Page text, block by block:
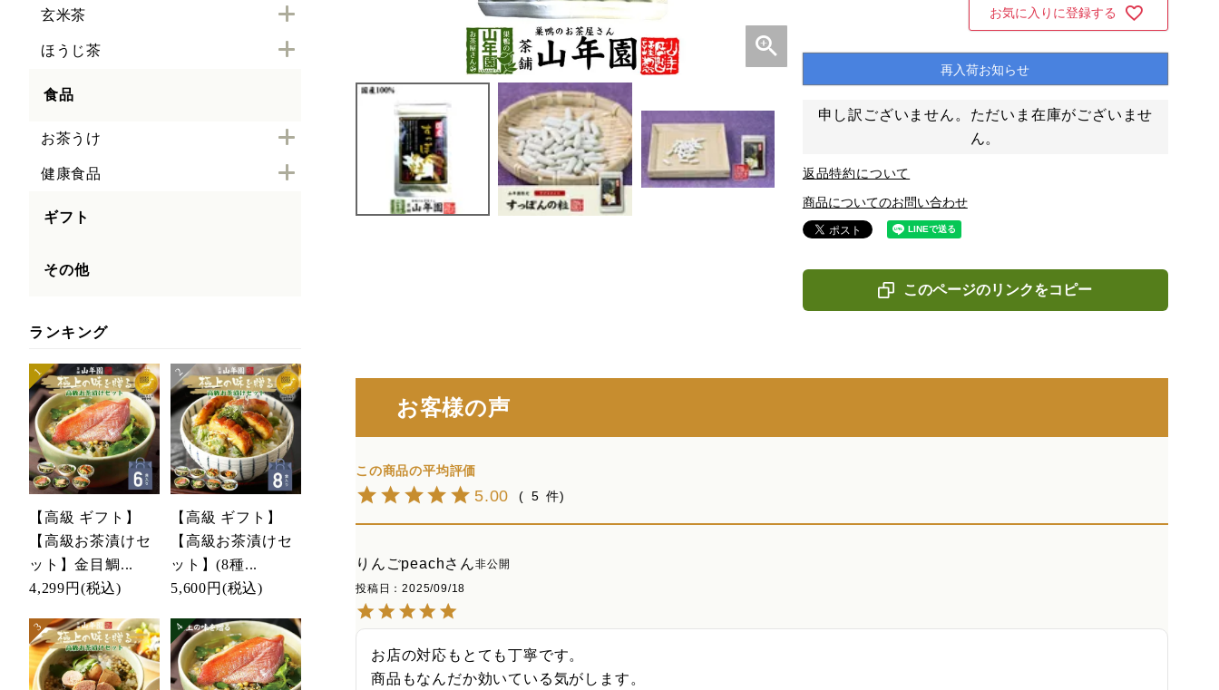
玄米茶
ほうじ茶
食品
お茶うけ
健康食品
ギフト
その他
ランキング
【高級 ギフト】
【高級お茶漬けセ
ット】金目鯛...
4,299円 (税込)
【高級 ギフト】
【高級お茶漬けセ
ット】(8種...
5,600円 (税込)
お気に入りに登録する
再入荷お知らせ
申し訳ございません。ただいま在庫がございませ
ん。
返品特約について
商品についてのお問い合わせ
このページのリンクをコピー
お客様の声
5.00 5
りんごpeach
非公開
投稿日
2025/09/18
お店の対応もとても丁寧です。
商品もなんだか効いている気がします。